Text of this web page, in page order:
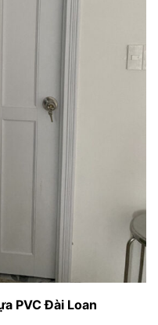
PVC Đài Loan